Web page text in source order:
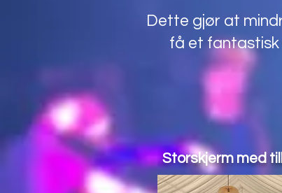
Dette gjør at
få et fantastisk
Storskjerm med